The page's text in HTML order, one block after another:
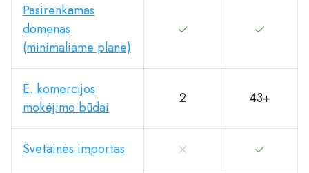
Pasirenkamas
domenas
(minimaliame plane)
E. komercijos
mokėjimo būdai
2 43+
Svetainės importas